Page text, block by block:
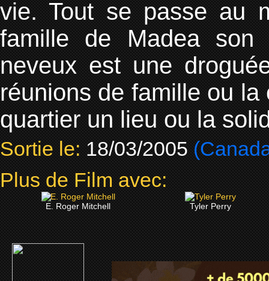
vie. Tout se passe au
famille de Madea
neveux est une
réunions de famille ou la
quartier un lieu ou la
Sortie le: 18/03/2005
Plus de Film avec:
E. Roger Mitchell Tyler Perry